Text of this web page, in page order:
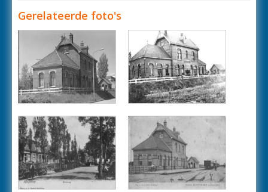
Gerelateerde foto's